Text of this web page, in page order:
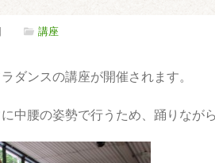
講座
ダンスの講座が開催されます。
中腰の姿勢で行うため、踊りなが